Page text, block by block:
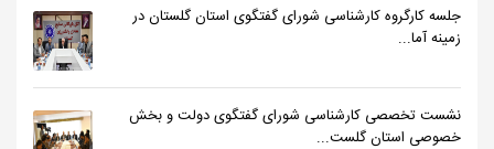
جلسه کارگروه کارشناسی شورای گفتگوی استان گلستان در
زمینه آما...
نشست تخصصی کارشناسی شورای گفتگوی دولت و بخش
خصوصی استان گلست...